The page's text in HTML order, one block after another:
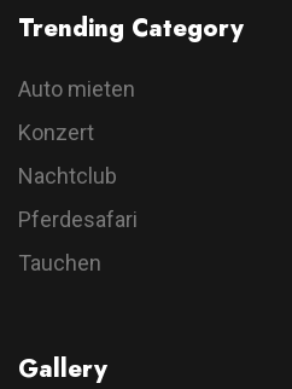
Trending Category
Auto mieten
Konzert
Nachtclub
Pferdesafari
Tauchen
Gallery